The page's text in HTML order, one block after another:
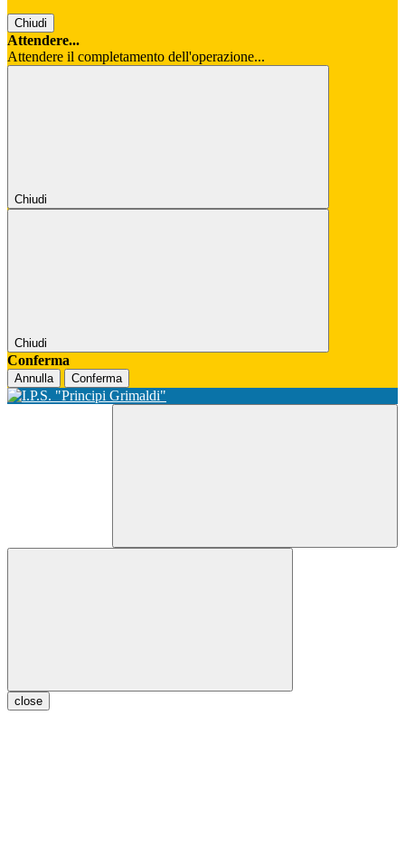
Chiudi
Attendere...
Attendere il completamento dell'operazione...
Chiudi
Chiudi
Conferma
Annulla Conferma
close